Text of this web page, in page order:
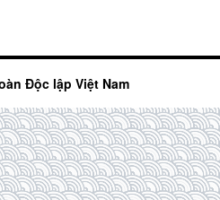
Độc lập Việt Nam